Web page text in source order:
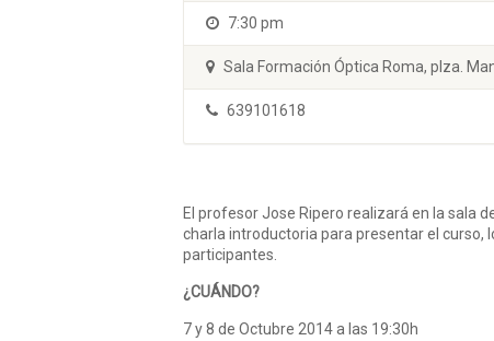
7:30 pm
Sala Formación Óptica Roma, plza.
639101618
El profesor Jose Ripero realizará en la sala
charla introductoria para presentar el curso,
participantes.
¿CUÁNDO?
7 y 8 de Octubre 2014 a las 19:30h